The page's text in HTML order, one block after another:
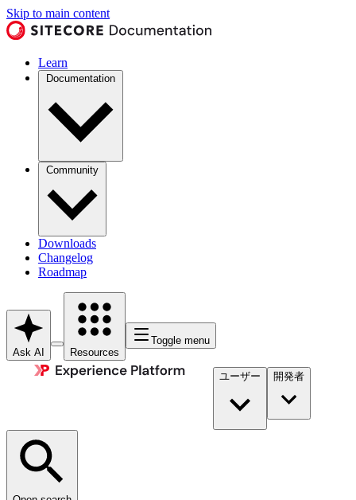
Skip to main content
Learn
Documentation
Community
Downloads
Changelog
Roadmap
Ask AI Resources
Toggle menu
ユーザー 開発者​